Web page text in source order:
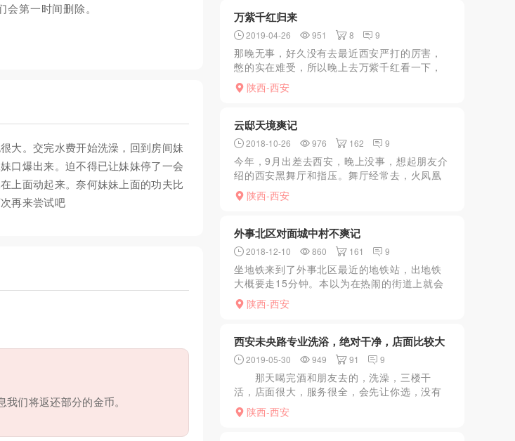
第一时间删除。
大。交完水费开始洗澡，回到房间妹
口爆出来。迫不得已让妹妹停了一会
上面动起来。奈何妹妹上面的功夫比
再来尝试吧
们将返还部分的金币。
万紫千红归来
2019-04-26 951 8 9
那晚无事，好久没有去最近西安严打的厉害，
憋的实在难受，所以晚上去万紫千红看一下，
10元门票进场，进去后发现现在灯都不怎么黑
了，看来舞厅也被波及到了，看到一个小姐穿
陕西-西安
云邸天境爽记
2018-10-26 976 162 9
今年，9月出差去西安，晚上没事，想起朋友介
绍的西安黑舞厅和指压。舞厅经常去，火凤凰
和丸子都还可以。指压还没去过，听说这家不
错，还有团购。去了上电梯，出来换拖鞋，直
陕西-西安
外事北区对面城中村不爽记
2018-12-10 860 161 9
坐地铁来到了外事北区最近的地铁站，出地铁
大概要走15分钟。本以为在热闹的街道上就会
有，但事实是我想多了。到了差不多晚饭左右
的时间，一些小巷子里才会出现一些妹子。找
陕西-西安
西安未央路专业洗浴，绝对干净，店面比较大
2019-05-30 949 91 9
那天喝完酒和朋友去的，洗澡，三楼干
活，店面很大，服务很全，会先让你选，没有
合适的话，139洗个脚也是不错的。
陕西-西安